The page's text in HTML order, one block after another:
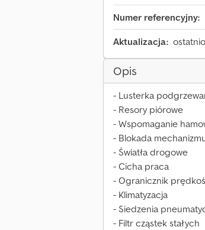
Numer referencyjny:
Aktualizacja:
Opis
- Lusterka
- Resory piórowe
- Wspomaganie
- Blokada
- Światła drogowe
- Cicha praca
- Ogranicznik
- Klimatyzacja
- Siedzenia
- Filtr cząstek stałych